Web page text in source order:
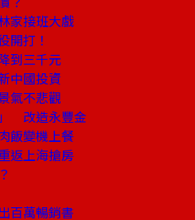
家接班大戲
開打！
到三千元
中國投資
氣不悲觀
改造永豐金
飯變機上餐
返上海搶房
百萬暢銷書